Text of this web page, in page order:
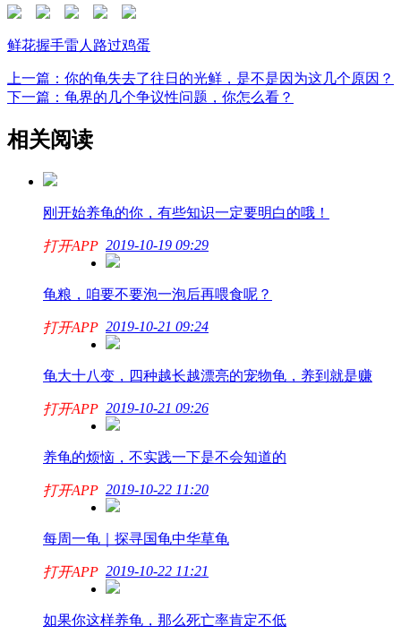
鲜花握手雷人 路过鸡蛋
上一篇：你的龟失去了往日的光鲜，是不是因为这几个原因？
下一篇：龟界的几个争议性问题，你怎么看？
相关阅读
刚开始养龟的你，有些知识一定要明白的哦！
2019-10-19 09:29
打开APP
龟粮，咱要不要泡一泡后再喂食呢？
2019-10-21 09:24
打开APP
龟大十八变，四种越长越漂亮的宠物龟，养到就是赚
2019-10-21 09:26
打开APP
养龟的烦恼，不实践一下是不会知道的
2019-10-22 11:20
打开APP
每周一龟｜探寻国龟中华草龟
2019-10-22 11:21
打开APP
如果你这样养龟，那么死亡率肯定不低